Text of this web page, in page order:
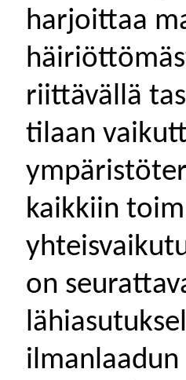
harjoittaa
riittävällä
tilaan
kaikkiin
on